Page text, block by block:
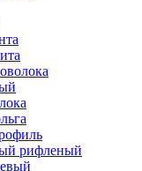
рифленый